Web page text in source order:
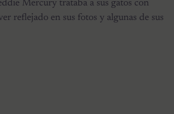
Mercury trataba a sus gatos con
reflejado en sus fotos y algunas de sus